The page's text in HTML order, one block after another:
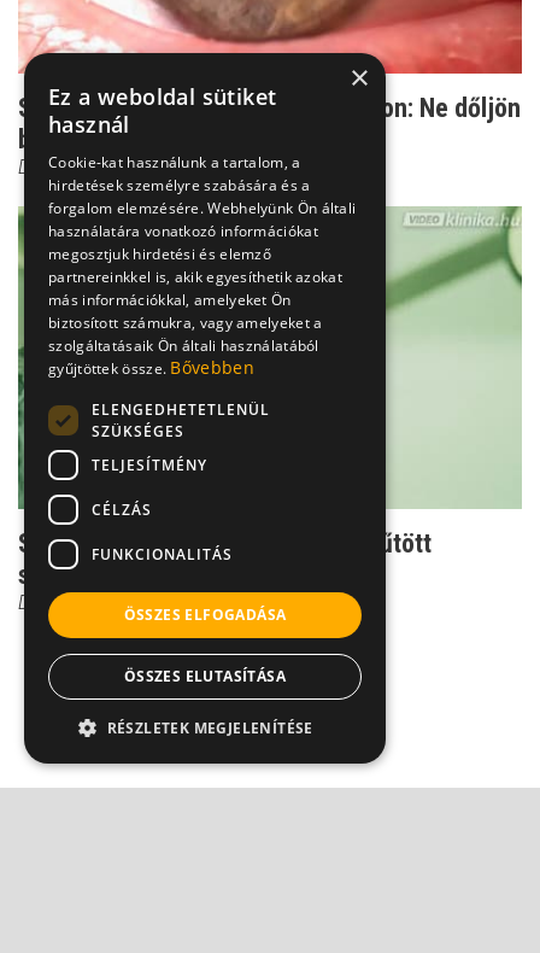
Szemgyógyítás hályogkovács módon: Ne dőljön
be a szemfényves...
Dr. Őri Zsolt
Szürkehályog - a leggyakrabban műtött
szembetegség
Dr. Kusnyerik Ákos
×
Ez a weboldal sütiket
használ
Cookie-kat használunk a tartalom, a
hirdetések személyre szabására és a
forgalom elemzésére. Webhelyünk Ön általi
használatára vonatkozó információkat
megosztjuk hirdetési és elemző
partnereinkkel is, akik egyesíthetik azokat
más információkkal, amelyeket Ön
biztosított számukra, vagy amelyeket a
szolgáltatásaik Ön általi használatából
gyűjtöttek össze. Bővebben
ELENGEDHETETLENÜL
SZÜKSÉGES
TELJESÍTMÉNY
CÉLZÁS
FUNKCIONALITÁS
ÖSSZES ELFOGADÁSA
ÖSSZES ELUTASÍTÁSA
RÉSZLETEK MEGJELENÍTÉSE